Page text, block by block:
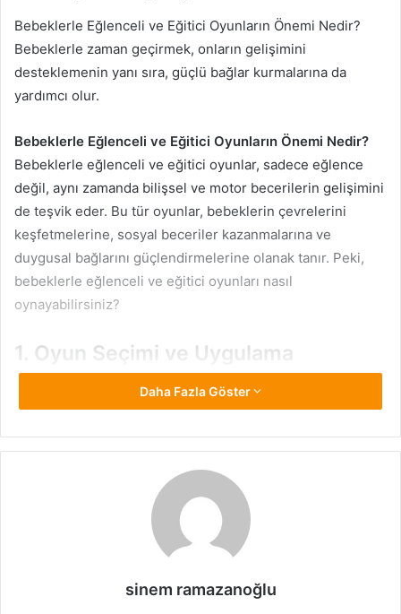
Bebeklerle Eğlenceli ve Eğitici Oyunların Önemi Nedir?
Bebeklerle zaman geçirmek, onların gelişimini
desteklemenin yanı sıra, güçlü bağlar kurmalarına da
yardımcı olur.
Bebeklerle Eğlenceli ve Eğitici Oyunların Önemi Nedir?
Bebeklerle eğlenceli ve eğitici oyunlar, sadece eğlence
değil, aynı zamanda bilişsel ve motor becerilerin gelişimini
de teşvik eder. Bu tür oyunlar, bebeklerin çevrelerini
keşfetmelerine, sosyal beceriler kazanmalarına ve
duygusal bağlarını güçlendirmelerine olanak tanır. Peki,
bebeklerle eğlenceli ve eğitici oyunları nasıl
oynayabilirsiniz?
1. Oyun Seçimi ve Uygulama
Bebeklerle oynanacak oyunların seçimi, hem güvenli hem
de eğitici olmalıdır. Örneğin, bebeklerin yaşına uygun,
küçük parçalardan oluşmayan oyuncaklar tercih
zihinsel becerilerini geliştirecek şekilde tasarlanmalıdır.
Renk ve Şekil Tanıma Oyunları:
bloklar veya şekil ayırıcılar kullanabilirsiniz. Bu tür
Daha Fazla Göster
sinem ramazanoğlu